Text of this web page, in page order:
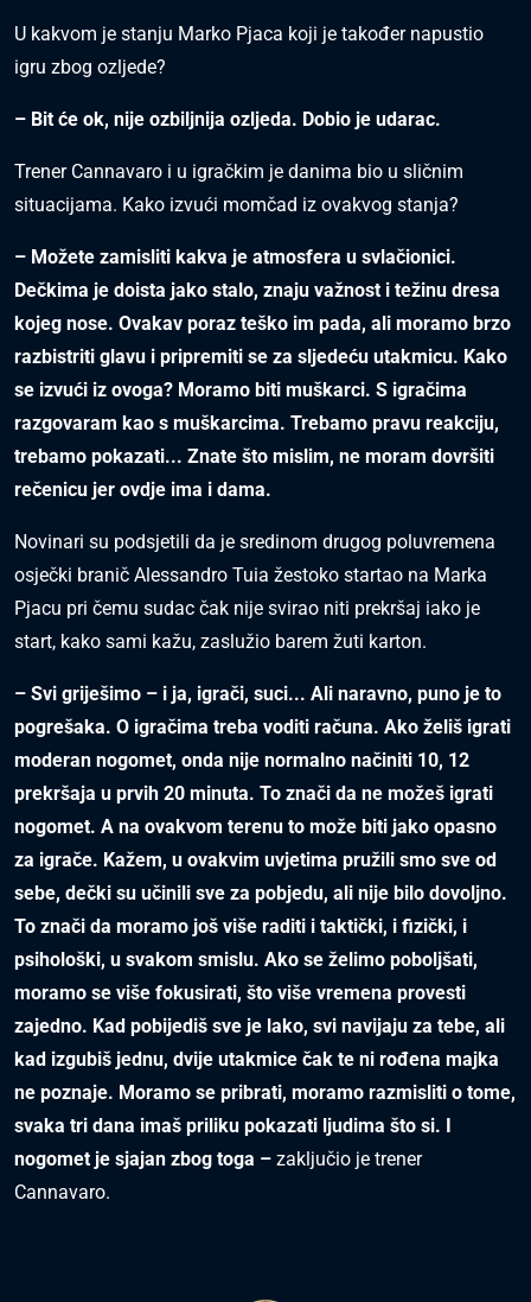
U kakvom je stanju Marko Pjaca koji je također napustio
igru zbog ozljede?
– Bit će ok, nije ozbiljnija ozljeda. Dobio je udarac.
Trener Cannavaro i u igračkim je danima bio u sličnim
situacijama. Kako izvući momčad iz ovakvog stanja?
– Možete zamisliti kakva je atmosfera u svlačionici.
Dečkima je doista jako stalo, znaju važnost i težinu dresa
kojeg nose. Ovakav poraz teško im pada, ali moramo brzo
razbistriti glavu i pripremiti se za sljedeću utakmicu. Kako
se izvući iz ovoga? Moramo biti muškarci. S igračima
razgovaram kao s muškarcima. Trebamo pravu reakciju,
trebamo pokazati... Znate što mislim, ne moram dovršiti
rečenicu jer ovdje ima i dama.
Novinari su podsjetili da je sredinom drugog poluvremena
osječki branič Alessandro Tuia žestoko startao na Marka
Pjacu pri čemu sudac čak nije svirao niti prekršaj iako je
start, kako sami kažu, zaslužio barem žuti karton.
– Svi griješimo – i ja, igrači, suci... Ali naravno, puno je to
pogrešaka. O igračima treba voditi računa. Ako želiš igrati
moderan nogomet, onda nije normalno načiniti 10, 12
prekršaja u prvih 20 minuta. To znači da ne možeš igrati
nogomet. A na ovakvom terenu to može biti jako opasno
za igrače. Kažem, u ovakvim uvjetima pružili smo sve od
sebe, dečki su učinili sve za pobjedu, ali nije bilo dovoljno.
To znači da moramo još više raditi i taktički, i fizički, i
psihološki, u svakom smislu. Ako se želimo poboljšati,
moramo se više fokusirati, što više vremena provesti
zajedno. Kad pobijediš sve je lako, svi navijaju za tebe, ali
kad izgubiš jednu, dvije utakmice čak te ni rođena majka
ne poznaje. Moramo se pribrati, moramo razmisliti o tome,
svaka tri dana imaš priliku pokazati ljudima što si. I
nogomet je sjajan zbog toga – zaključio je trener
Cannavaro.